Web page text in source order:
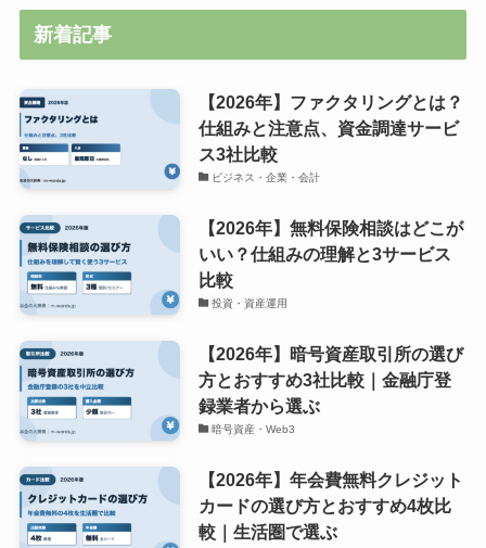
新着記事
【2026年】ファクタリングとは？
仕組みと注意点、資金調達サービ
ス3社比較
ビジネス・企業・会計
【2026年】無料保険相談はどこが
いい？仕組みの理解と3サービス
比較
投資・資産運用
【2026年】暗号資産取引所の選び
方とおすすめ3社比較｜金融庁登
録業者から選ぶ
暗号資産・Web3
【2026年】年会費無料クレジット
カードの選び方とおすすめ4枚比
較｜生活圏で選ぶ